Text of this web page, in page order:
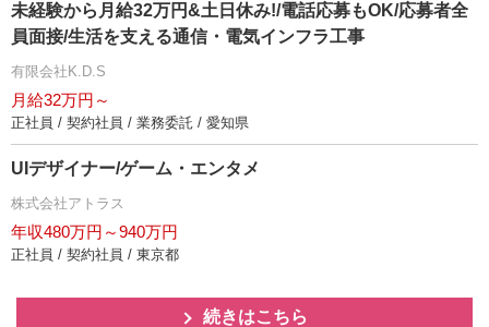
未経験から月給32万円&土日休み!/電話応募もOK/応募者全
員面接/生活を支える通信・電気インフラ工事
有限会社K.D.S
月給32万円～
正社員 / 契約社員 / 業務委託 / 愛知県
UIデザイナー/ゲーム・エンタメ
株式会社アトラス
年収480万円～940万円
正社員 / 契約社員 / 東京都
続きはこちら